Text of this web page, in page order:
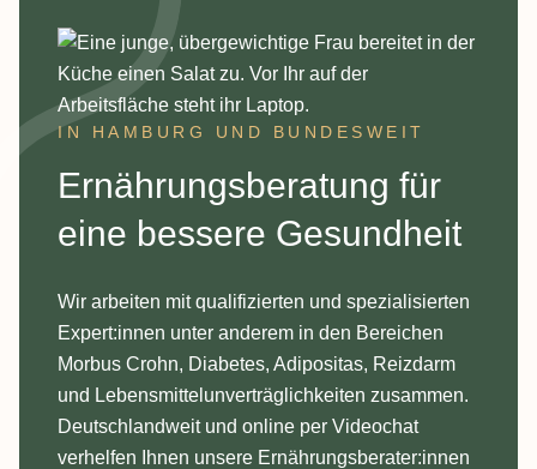
IN HAMBURG UND BUNDESWEIT
:
Ernährungsberatung für
eine bessere Gesundheit
Wir arbeiten mit qualifizierten und spezialisierten
Expert:innen unter anderem in den Bereichen
Morbus Crohn, Diabetes, Adipositas, Reizdarm
und Lebensmittelunverträglichkeiten zusammen.
Deutschlandweit und online per Videochat
verhelfen Ihnen unsere Ernährungsberater:innen